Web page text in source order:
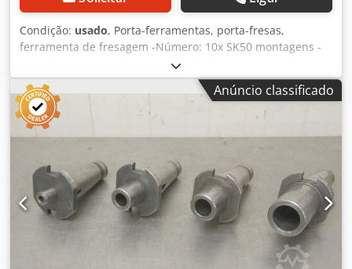
Condição: usado, Porta-ferramentas, porta-fresas,
ferramenta de fresagem -Número: 10x SK50 montagens -
diferentes designs -Mandris, mandris planos, mandris
redutores, cabeças de corte, fresas de topo de concha,
ferramentas de fuso -Venda: apenas completa Dsdjcx
Sdnjpfx Aahokr -Peso: 40 kg
Anúncio classificado